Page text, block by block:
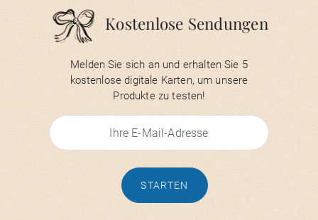
Kostenlose Sendungen
Melden Sie sich an und erhalten Sie 5
kostenlose digitale Karten, um unsere
Produkte zu testen!
STARTEN